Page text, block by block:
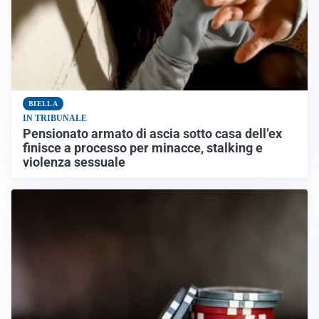
BIELLA
IN TRIBUNALE
Pensionato armato di ascia sotto casa dell’ex
finisce a processo per minacce, stalking e
violenza sessuale